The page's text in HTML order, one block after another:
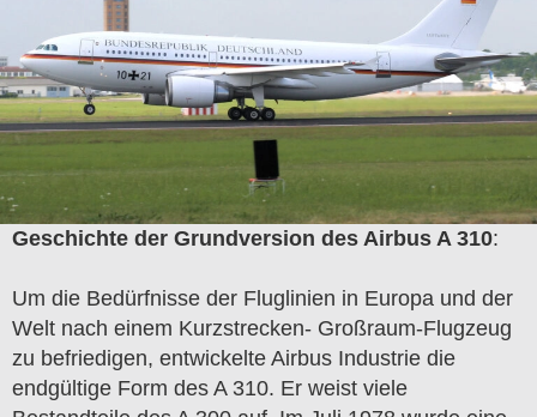
Geschichte der Grundversion des Airbus A 310:
Um die Bedürfnisse der Fluglinien in Europa und der
Welt nach einem Kurzstrecken- Großraum-Flugzeug
zu befriedigen, entwickelte Airbus Industrie die
endgültige Form des A 310. Er weist viele